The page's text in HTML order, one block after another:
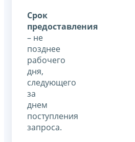
Срок
предоставления
– не
позднее
рабочего
дня,
следующего
за
днем
поступления
запроса.